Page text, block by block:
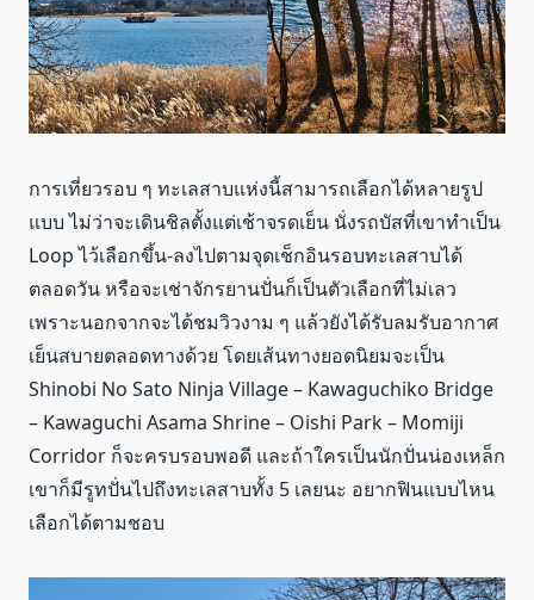
การเที่ยวรอบ ๆ ทะเลสาบแห่งนี้สามารถเลือกได้หลายรูป
แบบ ไม่ว่าจะเดินชิลตั้งแต่เช้าจรดเย็น นั่งรถบัสที่เขาทำเป็น
Loop ไว้เลือกขึ้น-ลงไปตามจุดเช็กอินรอบทะเลสาบได้
ตลอดวัน หรือจะเช่าจักรยานปั่นก็เป็นตัวเลือกที่ไม่เลว
เพราะนอกจากจะได้ชมวิวงาม ๆ แล้วยังได้รับลมรับอากาศ
เย็นสบายตลอดทางด้วย โดยเส้นทางยอดนิยมจะเป็น
Shinobi No Sato Ninja Village – Kawaguchiko Bridge
– Kawaguchi Asama Shrine – Oishi Park – Momiji
Corridor ก็จะครบรอบพอดี และถ้าใครเป็นนักปั่นน่องเหล็ก
เขาก็มีรูทปั่นไปถึงทะเลสาบทั้ง 5 เลยนะ อยากฟินแบบไหน
เลือกได้ตามชอบ